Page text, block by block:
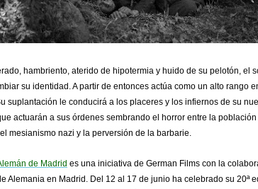
hambriento, aterido de hipotermia y huido de su pelotón, el
su identidad. A partir de entonces actúa como un alto rango
suplantación le conducirá a los placeres y los infiernos de su
actuarán a sus órdenes sembrando el horror entre la
mesianismo nazi y la perversión de la barbarie.
de Madrid es una iniciativa de German Films con la
Alemania en Madrid. Del 12 al 17 de junio ha celebrado su 20ª